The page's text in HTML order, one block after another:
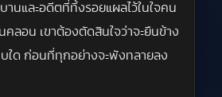
านและอดีตที่ทิ้งรอยแผลไว้ในใจคน
คลอน เขาต้องตัดสินใจว่าจะยืนข้าง
ใด ก่อนที่ทุกอย่างจะพังทลายลง